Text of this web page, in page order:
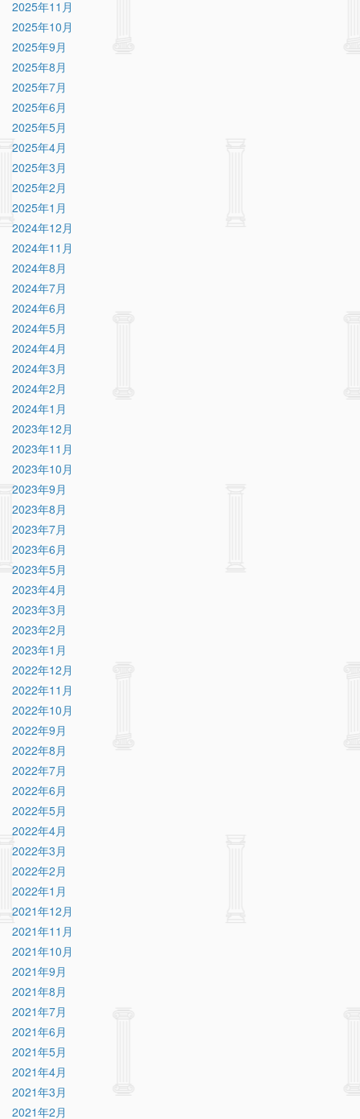
2025年11月
2025年10月
2025年9月
2025年8月
2025年7月
2025年6月
2025年5月
2025年4月
2025年3月
2025年2月
2025年1月
2024年12月
2024年11月
2024年8月
2024年7月
2024年6月
2024年5月
2024年4月
2024年3月
2024年2月
2024年1月
2023年12月
2023年11月
2023年10月
2023年9月
2023年8月
2023年7月
2023年6月
2023年5月
2023年4月
2023年3月
2023年2月
2023年1月
2022年12月
2022年11月
2022年10月
2022年9月
2022年8月
2022年7月
2022年6月
2022年5月
2022年4月
2022年3月
2022年2月
2022年1月
2021年12月
2021年11月
2021年10月
2021年9月
2021年8月
2021年7月
2021年6月
2021年5月
2021年4月
2021年3月
2021年2月